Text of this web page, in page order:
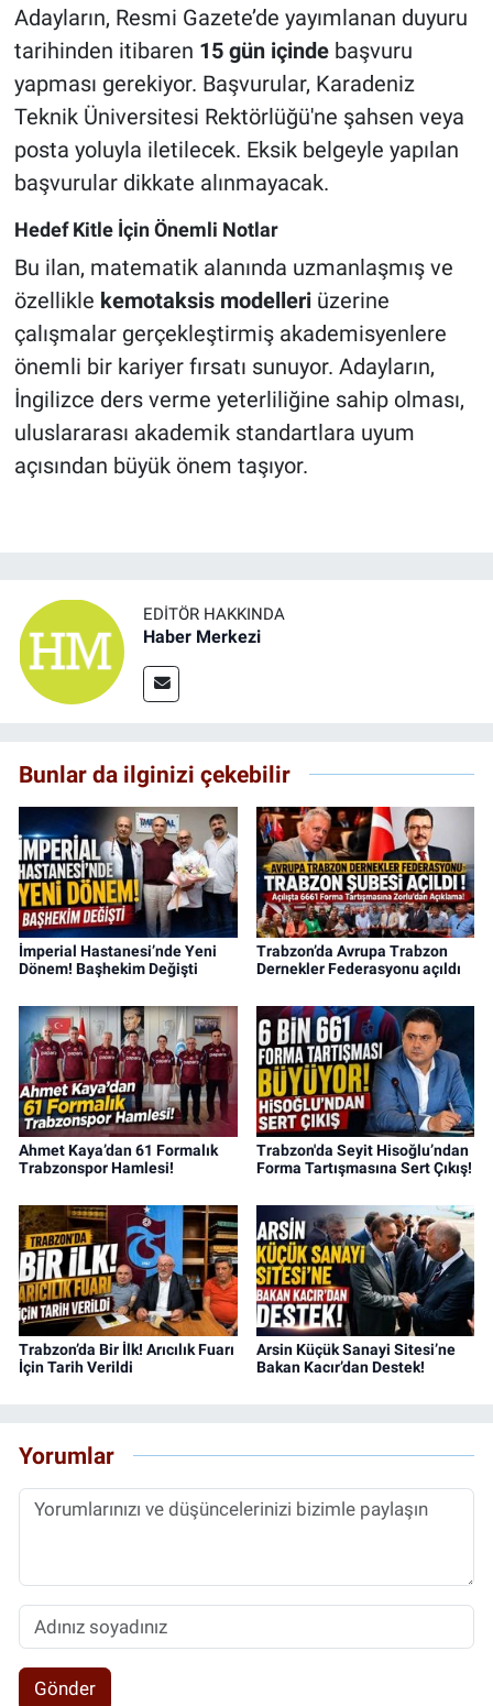
Adayların, Resmi Gazete’de yayımlanan duyuru
tarihinden itibaren 15 gün içindebaşvuru
yapması gerekiyor. Başvurular, Karadeniz
Teknik Üniversitesi Rektörlüğü'ne şahsen veya
posta yoluyla iletilecek. Eksik belgeyle yapılan
başvurular dikkate alınmayacak.
Hedef Kitle İçin Önemli Notlar
Bu ilan, matematik alanında uzmanlaşmış ve
özellikle kemotaksis modelleriüzerine
çalışmalar gerçekleştirmiş akademisyenlere
önemli bir kariyer fırsatı sunuyor. Adayların,
İngilizce ders verme yeterliliğine sahip olması,
uluslararası akademik standartlara uyum
açısından büyük önem taşıyor.
EDITÖR HAKKINDA
Haber Merkezi
Bunlar da ilginizi çekebilir
İmperial Hastanesi’nde Yeni
Dönem! Başhekim Değişti
Trabzon’da Avrupa Trabzon
Dernekler Federasyonu açıldı
Ahmet Kaya’dan 61 Formalık
Trabzonspor Hamlesi!
Trabzon'da Seyit Hisoğlu’ndan
Forma Tartışmasına Sert Çıkış!
Trabzon’da Bir İlk! Arıcılık Fuarı
İçin Tarih Verildi
Arsin Küçük Sanayi Sitesi’ne
Bakan Kacır’dan Destek!
Yorumlar
Gönder